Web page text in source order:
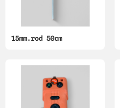
15mm.rod 50cm